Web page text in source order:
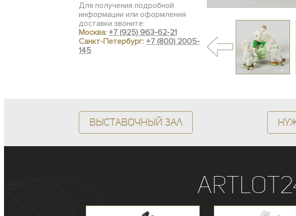
Для получения подробной
информации или оформления
доставки звоните:
Москва: +7 (925) 963-62-21
Санкт-Петербург: +7 (800) 2005-
145
Выставочный зал